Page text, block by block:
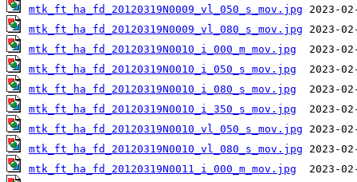
mtk_ft_ha_fd_20120319N0009_vl_050_s_mov.jpg
mtk_ft_ha_fd_20120319N0009_vl_080_s_mov.jpg
mtk_ft_ha_fd_20120319N0010_i_000_m_mov.jpg
mtk_ft_ha_fd_20120319N0010_i_050_s_mov.jpg
mtk_ft_ha_fd_20120319N0010_i_080_s_mov.jpg
mtk_ft_ha_fd_20120319N0010_i_350_s_mov.jpg
mtk_ft_ha_fd_20120319N0010_vl_050_s_mov.jpg
mtk_ft_ha_fd_20120319N0010_vl_080_s_mov.jpg
mtk_ft_ha_fd_20120319N0011_i_000_m_mov.jpg